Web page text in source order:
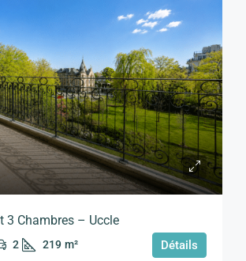
3 Chambres – Uccle
2 219 m² Détails